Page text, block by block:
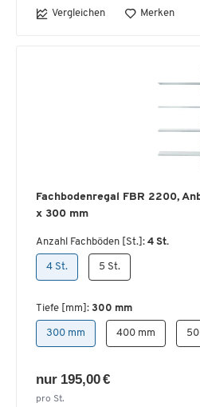
Vergleichen Merken
Fachbodenregal FBR 2200,
x 300 mm
Anzahl Fachböden [St.]: 4 St.
4 St. 5 St.
Tiefe [mm]: 300 mm
300 mm 400 mm
nur 195,00 €
pro St.